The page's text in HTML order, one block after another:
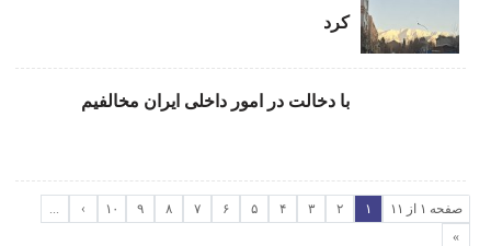
کرد
با دخالت در امور داخلی ایران مخالفیم
صفحه ۱ از ۱۱ ۱ ۲ ۳ ۴ ۵ ۶ ۷ ۸ ۹ ۱۰ ›
...
»